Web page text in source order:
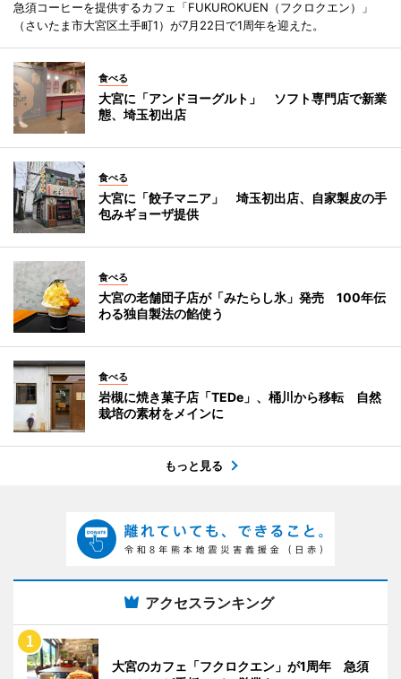
急須コーヒーを提供するカフェ「FUKUROKUEN（フクロクエン）」
（さいたま市大宮区土手町1）が7月22日で1周年を迎えた。
食べる
大宮に「アンドヨーグルト」 ソフト専門店で新業
態、埼玉初出店
食べる
大宮に「餃子マニア」 埼玉初出店、自家製皮の手
包みギョーザ提供
食べる
大宮の老舗団子店が「みたらし氷」発売 100年伝
わる独自製法の餡使う
食べる
岩槻に焼き菓子店「TEDe」、桶川から移転 自然
栽培の素材をメインに
もっと見る
アクセスランキング
大宮のカフェ「フクロクエン」が1周年 急須